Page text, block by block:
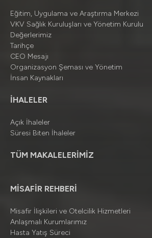
Eğitim, Uygulama ve Araştırma Merkezi
VKV Sağlık Kuruluşları ve Yönetim Kurulu
Değerlerimiz
Tarihçe
CEO Mesajı
Organizasyon Şeması ve Yönetim
İnsan Kaynakları
İHALELER
Açık İhaleler
Süresi Biten İhaleler
TÜM MAKALELERİMİZ
MİSAFİR REHBERİ
Misafir İlişkileri ve Otelcilik Hizmetleri
Anlaşmalı Kurumlarımız
Hasta Yatış Süreci